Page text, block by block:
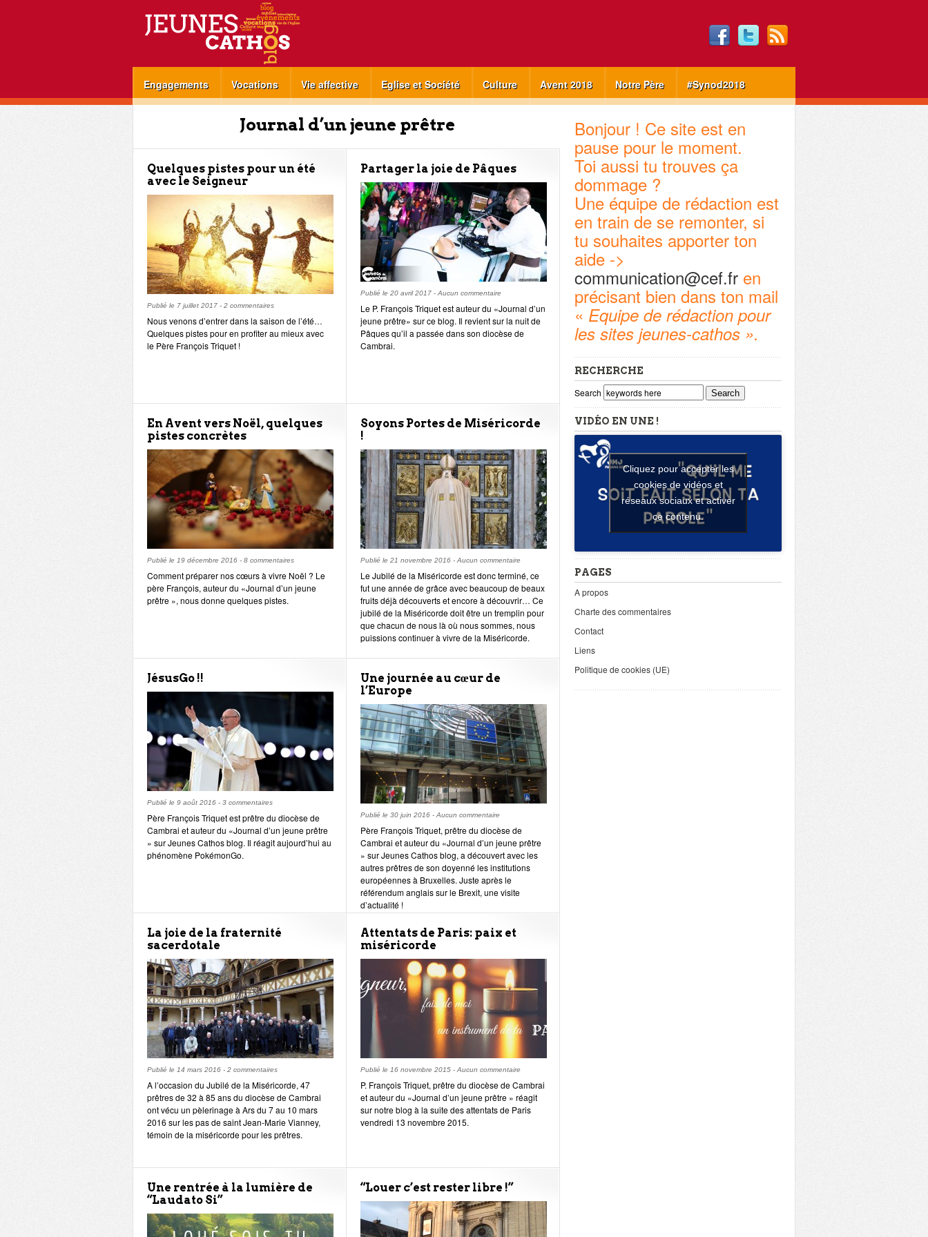
Engagements Vocations Vie affective Eglise et Société Culture Avent 2018 Notre Père #Synod2018
Journal d’un jeune prêtre
Quelques pistes pour un été
avec le Seigneur
Publié le 7 juillet 2017 - 2 commentaires
Nous venons d’entrer dans la saison de l’été…
Quelques pistes pour en profiter au mieux avec
le Père François Triquet !
Partager la joie de Pâques
Publié le 20 avril 2017 - Aucun commentaire
Le P. François Triquet est auteur du «Journal d’un
jeune prêtre» sur ce blog. Il revient sur la nuit de
Pâques qu’il a passée dans son diocèse de
Cambrai.
En Avent vers Noël, quelques
pistes concrètes
Publié le 19 décembre 2016 - 8 commentaires
Comment préparer nos cœurs à vivre Noël ? Le
père François, auteur du «Journal d’un jeune
prêtre », nous donne quelques pistes.
Soyons Portes de Miséricorde
!
Publié le 21 novembre 2016 - Aucun commentaire
Le Jubilé de la Miséricorde est donc terminé, ce
fut une année de grâce avec beaucoup de beaux
fruits déjà découverts et encore à découvrir… Ce
jubilé de la Miséricorde doit être un tremplin pour
que chacun de nous là où nous sommes, nous
puissions continuer à vivre de la Miséricorde.
JésusGo !!
Publié le 9 août 2016 - 3 commentaires
Père François Triquet est prêtre du diocèse de
Cambrai et auteur du «Journal d’un jeune prêtre
» sur Jeunes Cathos blog. Il réagit aujourd’hui au
phénomène PokémonGo.
Une journée au cœur de
l’Europe
Publié le 30 juin 2016 - Aucun commentaire
Père François Triquet, prêtre du diocèse de
Cambrai et auteur du «Journal d’un jeune prêtre
» sur Jeunes Cathos blog, a découvert avec les
autres prêtres de son doyenné les institutions
européennes à Bruxelles. Juste après le
référendum anglais sur le Brexit, une visite
d’actualité !
La joie de la fraternité
sacerdotale
Publié le 14 mars 2016 - 2 commentaires
A l’occasion du Jubilé de la Miséricorde, 47
prêtres de 32 à 85 ans du diocèse de Cambrai
ont vécu un pèlerinage à Ars du 7 au 10 mars
2016 sur les pas de saint Jean-Marie Vianney,
témoin de la miséricorde pour les prêtres.
Attentats de Paris: paix et
miséricorde
Publié le 16 novembre 2015 - Aucun commentaire
P. François Triquet, prêtre du diocèse de Cambrai
et auteur du «Journal d’un jeune prêtre » réagit
sur notre blog à la suite des attentats de Paris
vendredi 13 novembre 2015.
Une rentrée à la lumière de
“Laudato Si”
“Louer c’est rester libre !”
Bonjour ! Ce site est en
pause pour le moment.
Toi aussi tu trouves ça
dommage ?
Une équipe de rédaction est
en train de se remonter, si
tu souhaites apporter ton
aide ->
communication@cef.fr en
précisant bien dans ton mail
« Equipe de rédaction pour
les sites jeunes-cathos ».
RECHERCHE
Search Search
VIDÉO EN UNE !
Cliquez pour accepter les
cookies de vidéos et
réseaux sociaux et activer
ce contenu.
PAGES
A propos
Charte des commentaires
Contact
Liens
Politique de cookies (UE)